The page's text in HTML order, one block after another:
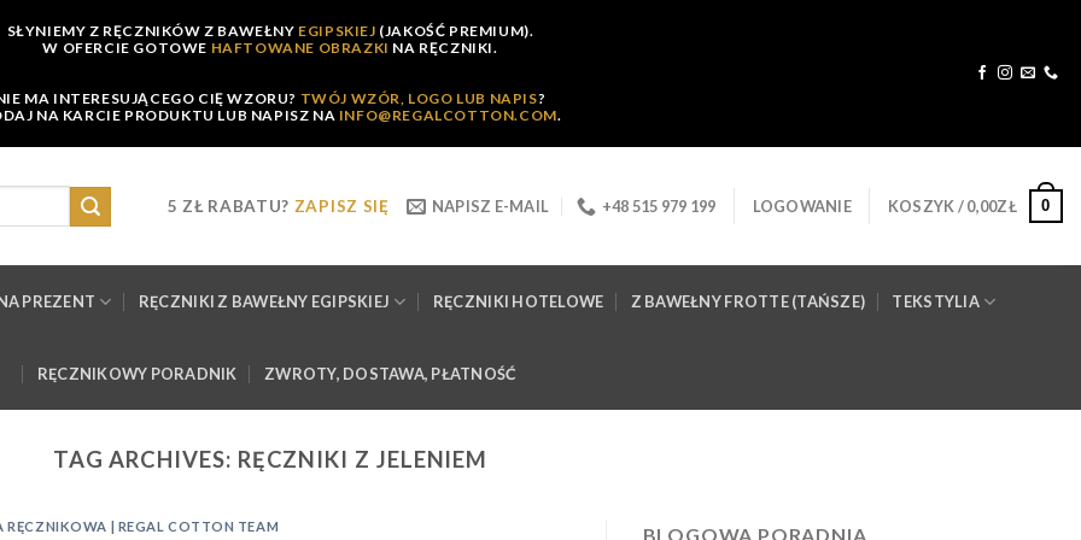
SŁYNIEMY Z RĘCZNIKÓW Z BAWEŁNY EGIPSKIEJ (JAKOŚĆ PREMIUM).
W OFERCIE GOTOWE HAFTOWANE OBRAZKI NA RĘCZNIKI.
MA INTERESUJĄCEGO CIĘ WZORU? TWÓJ WZÓR, LOGO LUB NAPIS?
NA KARCIE PRODUKTU LUB NAPISZ NA INFO@REGALCOTTON.COM.
5 ZŁ RABATU? ZAPISZ SIĘ NAPISZ E-MAIL +48 515 979 199 LOGOWANIE KOSZYK /0,00ZŁ 0
PREZENT RĘCZNIKI Z BAWEŁNY EGIPSKIEJ RĘCZNIKI HOTELOWE Z BAWEŁNY FROTTE (TAŃSZE) TEKSTYLIA
RĘCZNIKOWY PORADNIK ZWROTY, DOSTAWA, PŁATNOŚĆ
TAG ARCHIVES: RĘCZNIKI Z JELENIEM
RĘCZNIKOWA | REGAL COTTON TEAM
BLOGOWA PORADNIA